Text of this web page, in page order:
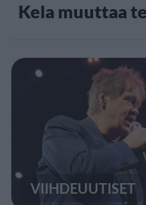
Kela muuttaa
VIIHDEUUTISET